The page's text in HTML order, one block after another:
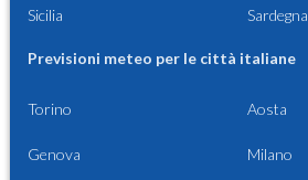
Sicilia Sardegna
Previsioni meteo per le città italiane
Torino Aosta
Genova Milano